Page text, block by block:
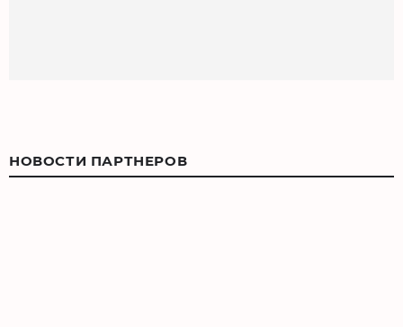
НОВОСТИ ПАРТНЕРОВ